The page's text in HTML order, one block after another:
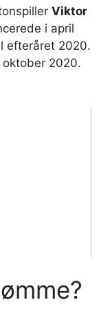
Viktor
i april
efteråret 2020.
2020.